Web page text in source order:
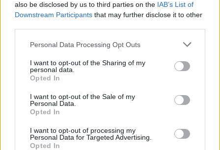
also be disclosed by us to third parties on the IAB’s List of
Downstream Participants that may further disclose it to other
Personal Data Processing Opt Outs
I want to opt-out of the Sharing of my
personal data.
Opted In
I want to opt-out of the Sale of my
Personal Data.
Opted In
I want to opt-out of processing my
Personal Data for Targeted Advertising.
Opted In
382 millióért pótolhatják a 2021-ben leégett borsodi
iskola tetőszerkezetét